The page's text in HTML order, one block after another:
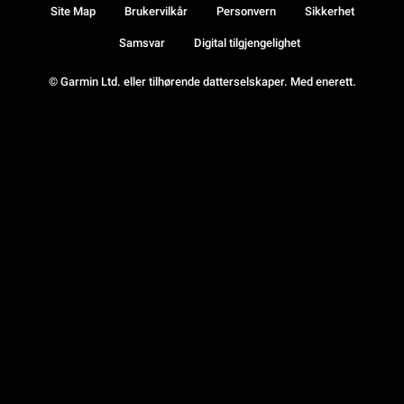
© Garmin Ltd. eller tilhørende datterselskaper. Med enerett.
Site Map Brukervilkår Personvern Sikkerhet
Samsvar Digital tilgjengelighet